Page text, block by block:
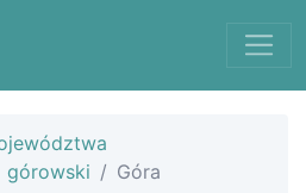
górowski Góra